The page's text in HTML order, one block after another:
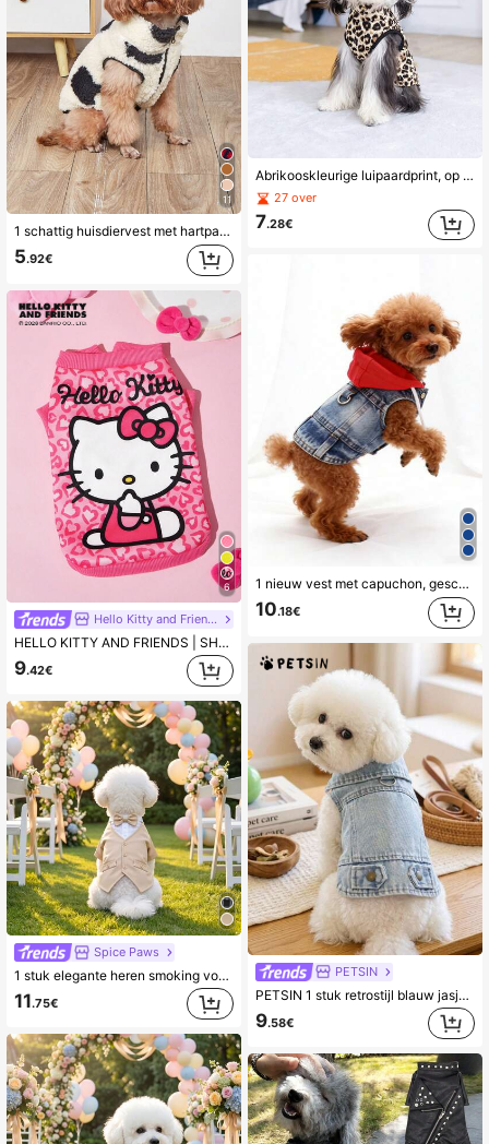
11
1 schattig huisdiervest met hartpatroon, geschikt voor katten en honden, zachte huisdierkleding voor herfst/winter
5.92€
6
Hello Kitty and Friends
HELLO KITTY AND FRIENDS | SHEIN Roze hartjes luipaard cartoon kattenprint geborstelde huisdierjas, dikke warme fleece voering voor herfst en winter, knoopjes vest, maten XXS-XXXXXL voor honden & katten, gezellige dagelijkse warme outfit
9.42€
Spice Paws
1 stuk elegante heren smoking voor huisdieren met strik, 2 in 1 huisdierhondenpak, niet-rekbare stof, aanbevolen om 1-2 maten groter te kiezen, geschikt voor kleine/middelgrote hondenkleding, kattenkleding, perfect voor bruiloften, verjaardagsfeestjes, eerste keuze voor verjaardagscadeau
11.75€
Abrikooskleurige luipaardprint, op waterbasis bedrukte stof, gewatteerde hondenjas met rits aan de achterkant
27 over
7.28€
1 nieuw vest met capuchon, geschikt voor kleine honden zoals poedels, bichon frisés, teddyberen, lente-/herfstkleding voor huisdieren
10.18€
PETSIN
PETSIN 1 stuk retrostijl blauw jasje voor huisdieren, veelzijdig en cool casual dagelijkse kleding voor katten en honden
9.58€